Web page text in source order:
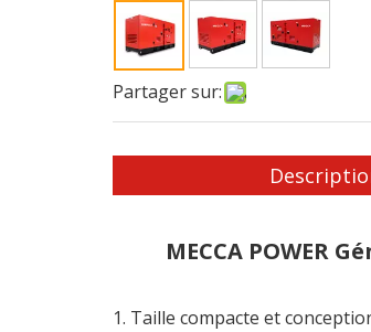
Partager sur:
MECCA POWER
1. Taille compacte et